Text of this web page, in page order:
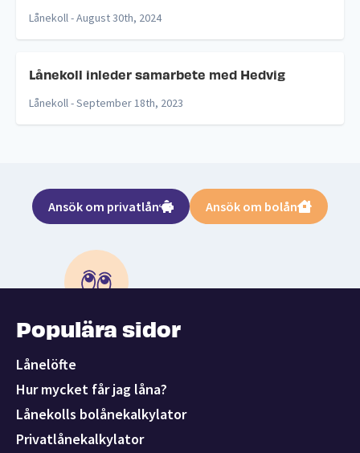
Lånekoll -August 30th, 2024
Lånekoll inleder samarbete med Hedvig
Lånekoll -September 18th, 2023
Ansök om privatlån Ansök om bolån
Populära sidor
Lånelöfte
Hur mycket får jag låna?
Lånekolls bolånekalkylator
Privatlånekalkylator